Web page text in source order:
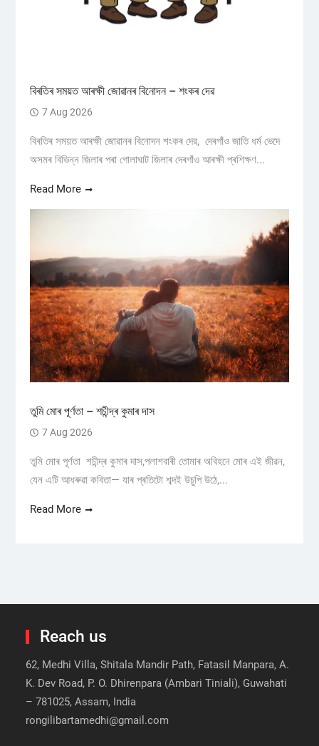
বিৰতিৰ সময়ত আৰক্ষী জোৱানৰ বিনোদন – শংকৰ দেৱ
7 Aug 2026
বিৰতিৰ সময়ত আৰক্ষী জোৱানৰ বিনোদন শংকৰ দেৱ, দেৰগাঁও জাতি ধৰ্ম ভেদে
অসমৰ বিভিন্ন জিলাৰ পৰা গোলাঘাট জিলাৰ দেৰগাঁও আৰক্ষী প্ৰশিক্ষণ...
Read More
তুমি মোৰ পূৰ্ণতা – শচীন্দ্ৰ কুমাৰ দাস
7 Aug 2026
তুমি মোৰ পূৰ্ণতা শচীন্দ্ৰ কুমাৰ দাস,পলাশবাৰী তোমাৰ অবিহনে মোৰ এই জীৱন,
যেন এটি আধৰুৱা কবিতা— যাৰ প্ৰতিটো শব্দই উচুপি উঠে,...
Read More
Reach us
62, Medhi Villa, Shitala Mandir Path, Fatasil Manpara, A.
K. Dev Road, P. O. Dhirenpara (Ambari Tiniali), Guwahati
– 781025, Assam, India
rongilibartamedhi@gmail.com